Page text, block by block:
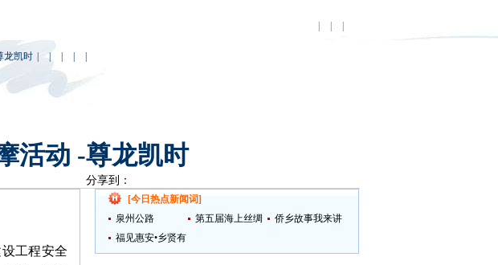
龙凯时
活动 -尊龙凯时
分享到：
工程安全
[今日热点新闻词]
泉州公路
第五届海上丝绸
侨乡故事我来讲
福见惠安•乡贤有
为